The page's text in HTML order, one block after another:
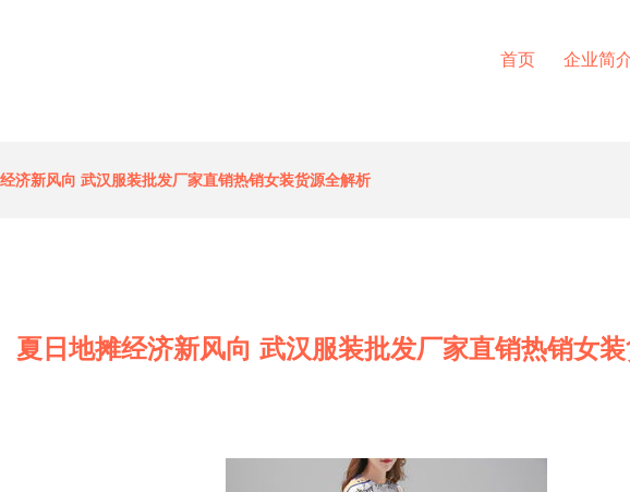
首页 企业简
济新风向 武汉服装批发厂家直销热销女装货源全解析
夏日地摊经济新风向 武汉服装批发厂家直销热销女